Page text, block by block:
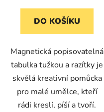
DO KOŠÍKU
Magnetická popisovatelná
tabulka tužkou a razítky je
skvělá kreativní pomůcka
pro malé umělce, kteří
rádi kreslí, píší a tvoří.